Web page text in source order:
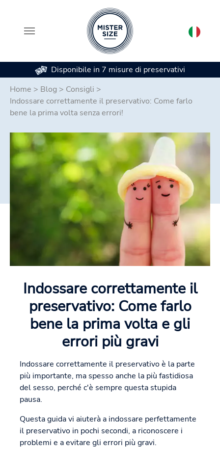
Disponibile in 7 misure di preservativi
Home > Blog > Consigli >
Indossare correttamente il preservativo: Come farlo
bene la prima volta senza errori!
Indossare correttamente il
preservativo: Come farlo
bene la prima volta e gli
errori più gravi
Indossare correttamente il preservativo è la parte
più importante, ma spesso anche la più fastidiosa
del sesso, perché c'è sempre questa stupida
pausa.
Questa guida vi aiuterà a indossare perfettamente
il preservativo in pochi secondi, a riconoscere i
problemi e a evitare gli errori più gravi.